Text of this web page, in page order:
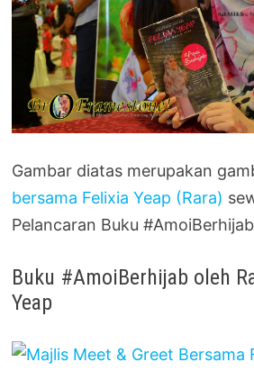
Gambar diatas merupakan
bersama Felixia Yeap (Rara)
Pelancaran Buku #AmoiBerhijab
Buku #AmoiBerhijab oleh
Yeap